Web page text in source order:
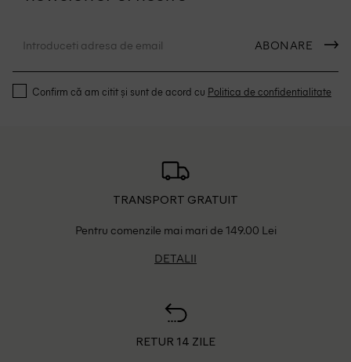
ABONARE
Confirm că am citit și sunt de acord cu Politica de confidentialitate
TRANSPORT GRATUIT
Pentru comenzile mai mari de 149.00 Lei
DETALII
RETUR 14 ZILE